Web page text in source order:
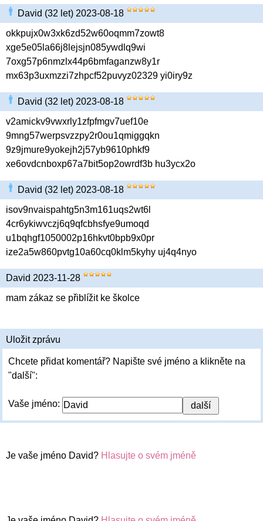
David (32 let) 2023-08-18
okkpujx0w3xk6zd52w60oqmm7zowt8
xge5e05la66j8lejsjn085ywdlq9wi
7oxg57p6nmzlx44p6bmfaganzw8y1r
mx63p3uxmzzi7zhpcf52puvyz02329 yi0iry9z
David (32 let) 2023-08-18
v2amickv9vwxrly1zfpfmgv7uef10e
9mng57werpsvzzpy2r0ou1qmiggqkn
9z9jmure9yokejh2j57yb9610phkf9
xe6ovdcnboxp67a7bit5op2owrdf3b hu3ycx2o
David (32 let) 2023-08-18
isov9nvaispahtg5n3m161uqs2wt6l
4cr6ykiwvczj6q9qfcbhsfye9umoqd
u1bqhgf1050002p16hkvt0bpb9x0pr
ize2a5w860pvtg10a60cq0klm5kyhy uj4q4nyo
David 2023-11-28
mam zákaz se přiblížit ke školce
Uložit zprávu
Chcete přidat komentář? Napište své jméno a klikněte na
"další":
Vaše jméno:
Je vaše jméno David? Hlasujte o svém jméně